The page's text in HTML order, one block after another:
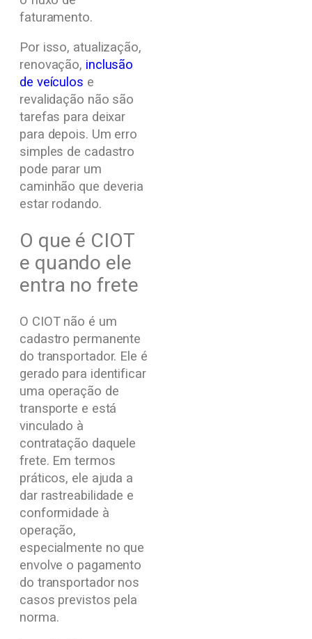
faturamento.
Por isso, atualização,
renovação, inclusão
de veículos e
revalidação não são
tarefas para deixar
para depois. Um erro
simples de cadastro
pode parar um
caminhão que deveria
estar rodando.
O que é CIOT
e quando ele
entra no frete
O CIOT não é um
cadastro permanente
do transportador. Ele é
gerado para identificar
uma operação de
transporte e está
vinculado à
contratação daquele
frete. Em termos
práticos, ele ajuda a
dar rastreabilidade e
conformidade à
operação,
especialmente no que
envolve o pagamento
do transportador nos
casos previstos pela
norma.